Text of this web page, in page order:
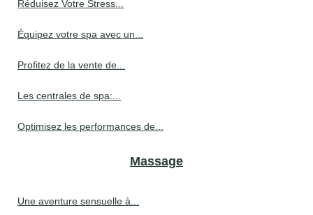
Réduisez Votre Stress...
Équipez votre spa avec un...
Profitez de la vente de...
Les centrales de spa:...
Optimisez les performances de...
Massage
Une aventure sensuelle à...